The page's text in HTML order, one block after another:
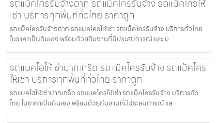
รถแม็คโครรับจ้างตาก รถแม็คโครรับจ้าง รถแม็คโครให้
เช่า บริการทุกพื้นที่ทั่วไทย ราคาถูก
รถแม็คโครรับจ้างตาก รถแมคโครให้เช่า รถแม็คโครรับจ้าง บริการทั่วไทย
ในราคาเป็นกันเอง พร้อมด้วยทีมงานที่มีประสบการณ์ และ ม
รถแบคโฮให้เช่าปากเกร็ด รถแม็คโครรับจ้าง รถแม็คโคร
ให้เช่า บริการทุกพื้นที่ทั่วไทย ราคาถูก
รถแบคโฮให้เช่าปากเกร็ด รถแมคโครให้เช่า รถแม็คโครรับจ้าง บริการทั่ว
ไทย ในราคาเป็นกันเอง พร้อมด้วยทีมงานที่มีประสบการณ์ แล